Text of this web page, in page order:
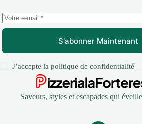
S'abonner Maintenant
J’accepte lapolitique de confidentialité
Saveurs, styles et escapades qui